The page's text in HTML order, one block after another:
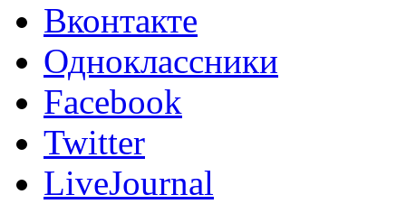
Вконтакте
Одноклассники
Facebook
Twitter
LiveJournal